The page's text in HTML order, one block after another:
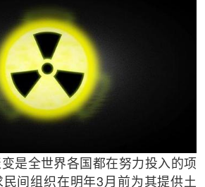
是全世界各国都在努力投入的项
民间组织在明年3月前为其提供土